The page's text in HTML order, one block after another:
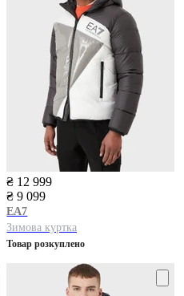
₴ 12 999
₴ 9 099
EA7
Зимова куртка
Товар розкуплено